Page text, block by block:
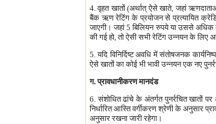
4. वृहत खातों (अर्थात् ऐसे खाते, जहां
बैंक ऋण रेटिंग के प्रयोजन से प्रत्यायित
जाएगी। जहां 5 बिलियन रुपये या उससे
की गई हो, तो ऐसी सभी रेटिंग उन्नयन के लिए
5. यदि विनिर्दिष्ट अवधि में संतोषजनक
ऐसे खातों का कोई भी भावी उन्नयन एक नए
ग. प्रावधानीकरण मानदंड
6. संशोधित ढांचे के अंतर्गत पुनर्रचित खातों
निर्धारित आस्ति वर्गीकरण श्रेणी के अनुसार
अनुसार रखना जारी रहेगा।